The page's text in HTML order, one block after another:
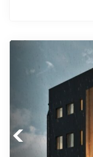
Previous